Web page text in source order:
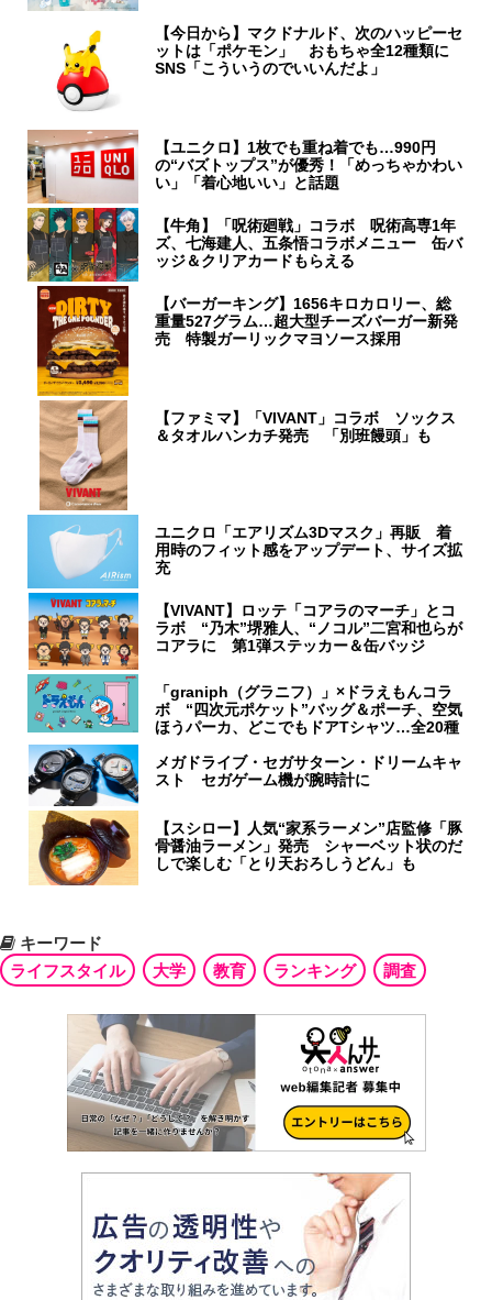
【今日から】マクドナルド、次のハッピーセ
ットは「ポケモン」 おもちゃ全12種類に
SNS「こういうのでいいんだよ」
【ユニクロ】1枚でも重ね着でも…990円
の“バズトップス”が優秀！「めっちゃかわい
い」「着心地いい」と話題
【牛角】「呪術廻戦」コラボ 呪術高専1年
ズ、七海建人、五条悟コラボメニュー 缶バ
ッジ＆クリアカードもらえる
【バーガーキング】1656キロカロリー、総
重量527グラム…超大型チーズバーガー新発
売 特製ガーリックマヨソース採用
【ファミマ】「VIVANT」コラボ ソックス
＆タオルハンカチ発売 「別班饅頭」も
ユニクロ「エアリズム3Dマスク」再販 着
用時のフィット感をアップデート、サイズ拡
充
【VIVANT】ロッテ「コアラのマーチ」とコ
ラボ “乃木”堺雅人、“ノコル”二宮和也らが
コアラに 第1弾ステッカー＆缶バッジ
「graniph（グラニフ）」×ドラえもんコラ
ボ “四次元ポケット”バッグ＆ポーチ、空気
ほうパーカ、どこでもドアTシャツ…全20種
メガドライブ・セガサターン・ドリームキャ
スト セガゲーム機が腕時計に
【スシロー】人気“家系ラーメン”店監修「豚
骨醤油ラーメン」発売 シャーベット状のだ
しで楽しむ「とり天おろしうどん」も
キーワード
ライフスタイル
大学 教育 ランキング 調査